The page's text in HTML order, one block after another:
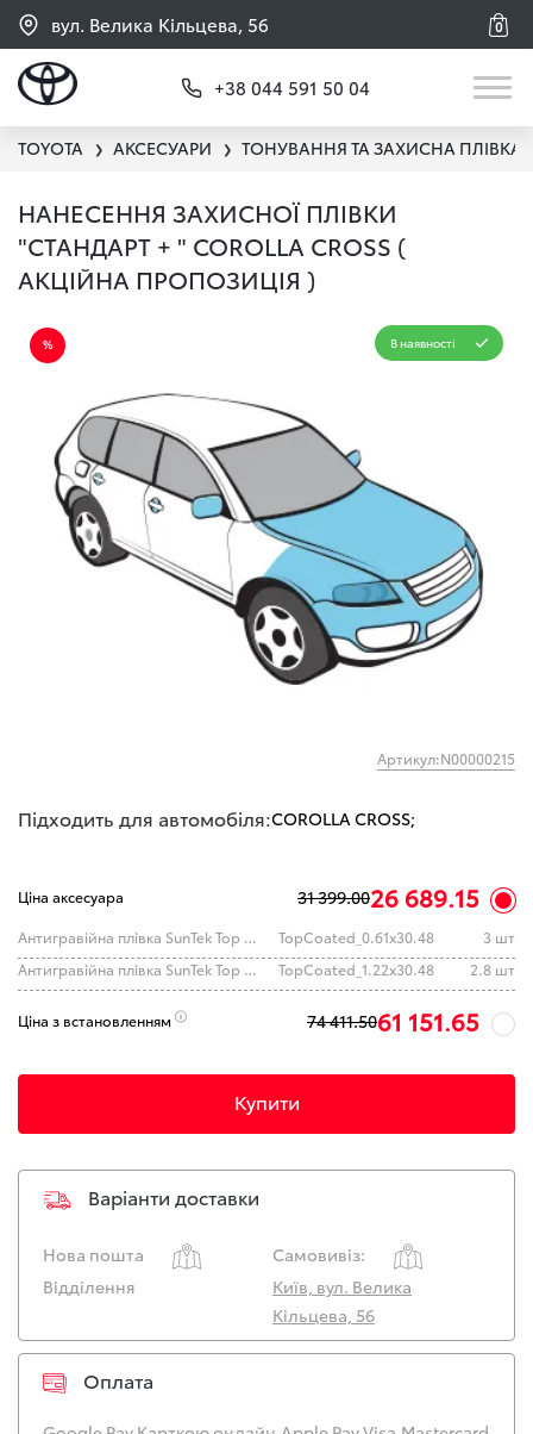
вул. Велика Кільцева, 56 0
+38 044 591 50 04
TOYOTA ❯ АКСЕСУАРИ ❯ ТОНУВАННЯ ТА ЗАХИСНА ПЛІВКА
НАНЕСЕННЯ ЗАХИСНОЇ ПЛІВКИ
"СТАНДАРТ + " COROLLA CROSS (
АКЦІЙНА ПРОПОЗИЦІЯ )
В наявності
Артикул:N00000215
Підходить для автомобіля:COROLLA CROSS;
Ціна аксесуара 31 399.0026 689.15
Антигравійна плівка SunTek Top Coated (0.61x30.48м.) TopCoated_0.61x30.48
3 шт
Антигравійна плівка SunTek Top Coated (1.22x30.48м.)
TopCoated_1.22x30.48 2.8 шт
Ціна з встановленням 74 411.5061 151.65
Купити
Варіанти доставки
Нова пошта
Самовивіз:
Відділення
Київ, вул. Велика
Кільцева, 56
Оплата